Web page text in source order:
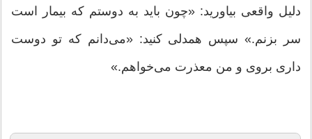
دلیل واقعی بیاورید: «چون باید به دوستم که بیمار است
سر بزنم.» سپس همدلی کنید: «می‌دانم که تو دوست
داری بروی و من معذرت می‌خواهم.»